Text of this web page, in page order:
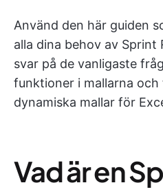
Använd den här guiden
alla dina behov av Sprint
svar på de vanligaste
funktioner i mallarna och
dynamiska mallar för
Vad är en